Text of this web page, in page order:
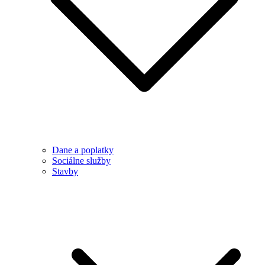
Dane a poplatky
Sociálne služby
Stavby